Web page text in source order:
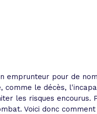
emprunteur pour de
comme le décès,
les risques
Voici donc